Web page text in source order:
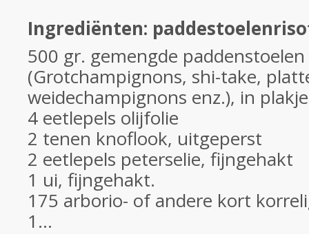
Ingrediënten:
500 gr. gemengde paddenstoelen
(Grotchampignons, shi-take,
weidechampignons enz.), in
4 eetlepels olijfolie
2 tenen knoflook, uitgeperst
2 eetlepels peterselie, fijngehakt
1 ui, fijngehakt.
175 arborio- of andere kort
1...